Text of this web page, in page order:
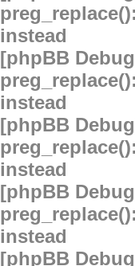
instead
[phpBB
instead
[phpBB
instead
[phpBB
instead
[phpBB